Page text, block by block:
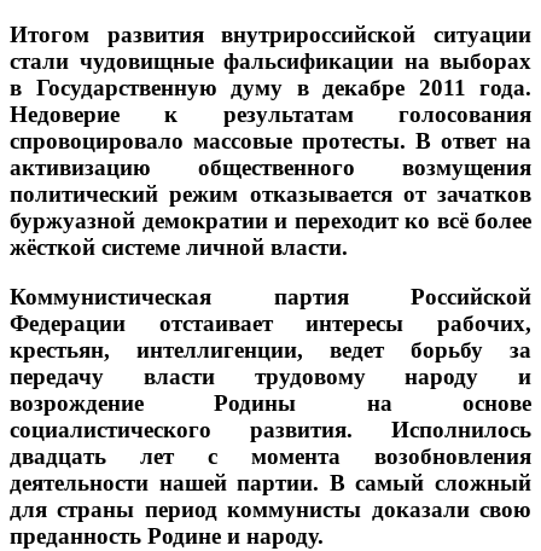
Итогом развития внутрироссийской ситуации
стали чудовищные фальсификации на выборах
в Государственную думу в декабре 2011 года.
Недоверие к результатам голосования
спровоцировало массовые протесты. В ответ на
активизацию общественного возмущения
политический режим отказывается от зачатков
буржуазной демократии и переходит ко всё более
жёсткой системе личной власти.
Коммунистическая партия Российской
Федерации отстаивает интересы рабочих,
крестьян, интеллигенции, ведет борьбу за
передачу власти трудовому народу и
возрождение Родины на основе
социалистического развития. Исполнилось
двадцать лет с момента возобновления
деятельности нашей партии. В самый сложный
для страны период коммунисты доказали свою
преданность Родине и народу.